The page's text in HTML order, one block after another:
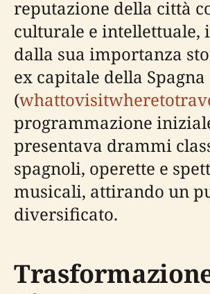
reputazione della città
culturale e intellettuale,
dalla sua importanza
ex capitale della Spagna
(
programmazione
presentava drammi
spagnoli, operette e
musicali, attirando un
diversificato.